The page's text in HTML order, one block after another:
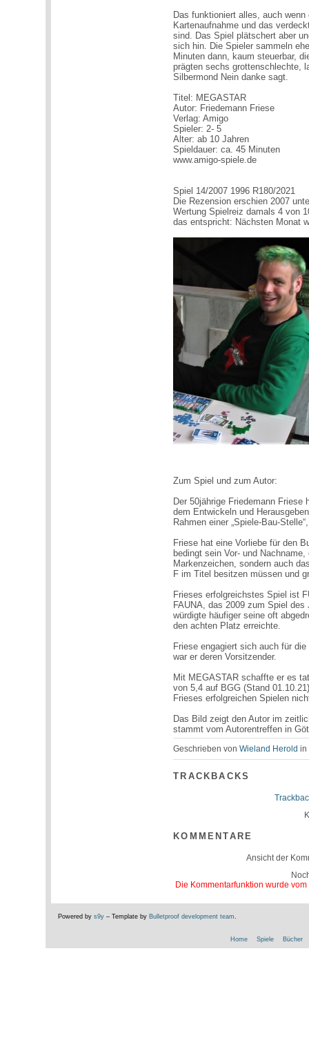
Das funktioniert alles, auch
Kartenaufnahme und das
sind. Das Spiel plätschert aber
sich hin. Die Spieler sammeln
Minuten dann, kaum steuerbar,
prägten sechs grottenschlechte,
Silbermond Nein danke sagt.
Titel: MEGASTAR
Autor: Friedemann Friese
Verlag: Amigo
Spieler: 2- 5
Alter: ab 10 Jahren
Spieldauer: ca. 45 Minuten
www.amigo-spiele.de
Spiel 14/2007 1996 R180/2021
Die Rezension erschien 2007
Wertung Spielreiz damals 4 von
das entspricht: Nächsten Monat
Zum Spiel und zum Autor:
Der 50jährige Friedemann
dem Entwickeln und
Rahmen einer „Spiele-Bau-
Friese hat eine Vorliebe für den
bedingt sein Vor- und
Markenzeichen, sondern auch
F im Titel besitzen müssen und
Frieses erfolgreichstes Spiel ist
FAUNA, das 2009 zum Spiel
würdigte häufiger seine oft
den achten Platz erreichte.
Friese engagiert sich auch für
war er deren Vorsitzender.
Mit MEGASTAR schaffte er es
von 5,4 auf BGG (Stand
Frieses erfolgreichen Spielen
Das Bild zeigt den Autor im
stammt vom Autorentreffen in
Geschrieben vonWieland Herold in
TRACKBACKS
KOMMENTARE
Ansicht der
Die Kommentarfunktion wurde
Powered by s9y– Template by Bulletproof development team
Home Spiele Bücher